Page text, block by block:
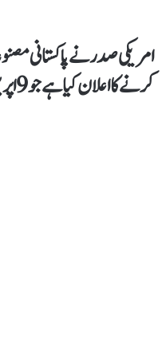
کرنے کا اعلان کیاہے جو 9 اپریل سے نافذ العمل ہوگا۔